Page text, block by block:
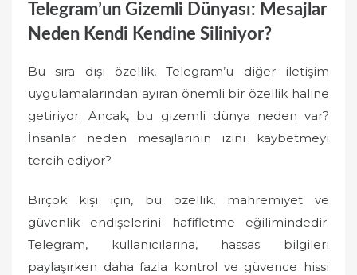
Telegram’un Gizemli Dünyası: Mesajlar
Neden Kendi Kendine Siliniyor?
Bu sıra dışı özellik, Telegram’u diğer iletişim
uygulamalarından ayıran önemli bir özellik haline
getiriyor. Ancak, bu gizemli dünya neden var?
İnsanlar neden mesajlarının izini kaybetmeyi
tercih ediyor?
Birçok kişi için, bu özellik, mahremiyet ve
güvenlik endişelerini hafifletme eğilimindedir.
Telegram, kullanıcılarına, hassas bilgileri
paylaşırken daha fazla kontrol ve güvence hissi